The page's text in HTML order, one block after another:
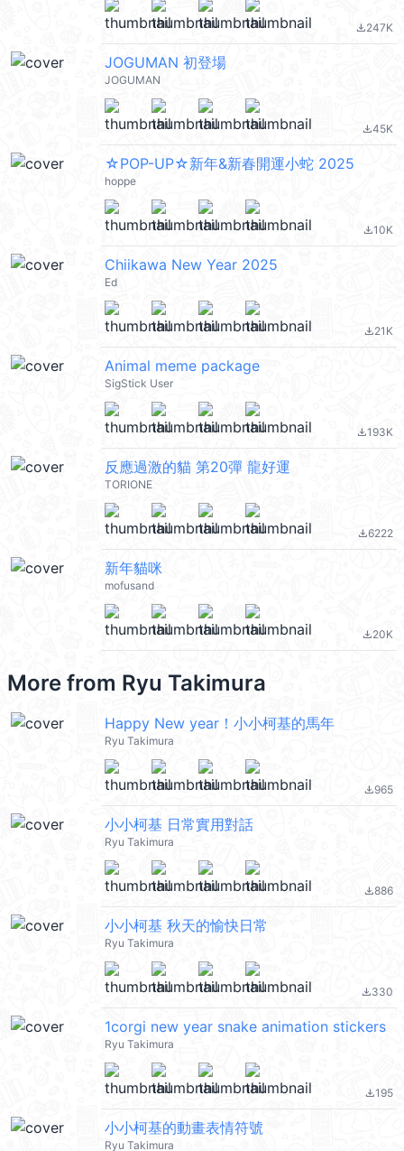
file_download247K
JOGUMAN 初登場
JOGUMAN
file_download45K
☆POP-UP☆新年&新春開運小蛇 2025
hoppe
file_download10K
Chiikawa New Year 2025
Ed
file_download21K
Animal meme package
SigStick User
file_download193K
反應過激的貓 第20彈 龍好運
TORIONE
file_download6222
新年貓咪
mofusand
file_download20K
More from Ryu Takimura
Happy New year！小小柯基的馬年
Ryu Takimura
file_download965
小小柯基 日常實用對話
Ryu Takimura
file_download886
小小柯基 秋天的愉快日常
Ryu Takimura
file_download330
1corgi new year snake animation stickers
Ryu Takimura
file_download195
小小柯基的動畫表情符號
Ryu Takimura